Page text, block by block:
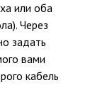
или оба
Через
задать
вами
кабель